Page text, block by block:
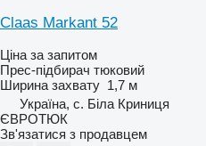
Claas Markant 52
Ціна за запитом
Прес-підбирач тюковий
Ширина захвату 1,7 м
Україна, с. Біла Криниця
ЄВРОТЮК
Зв'язатися з продавцем